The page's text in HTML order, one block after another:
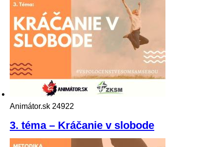
Animátor.sk 24922
3. téma – Kráčanie v slobode